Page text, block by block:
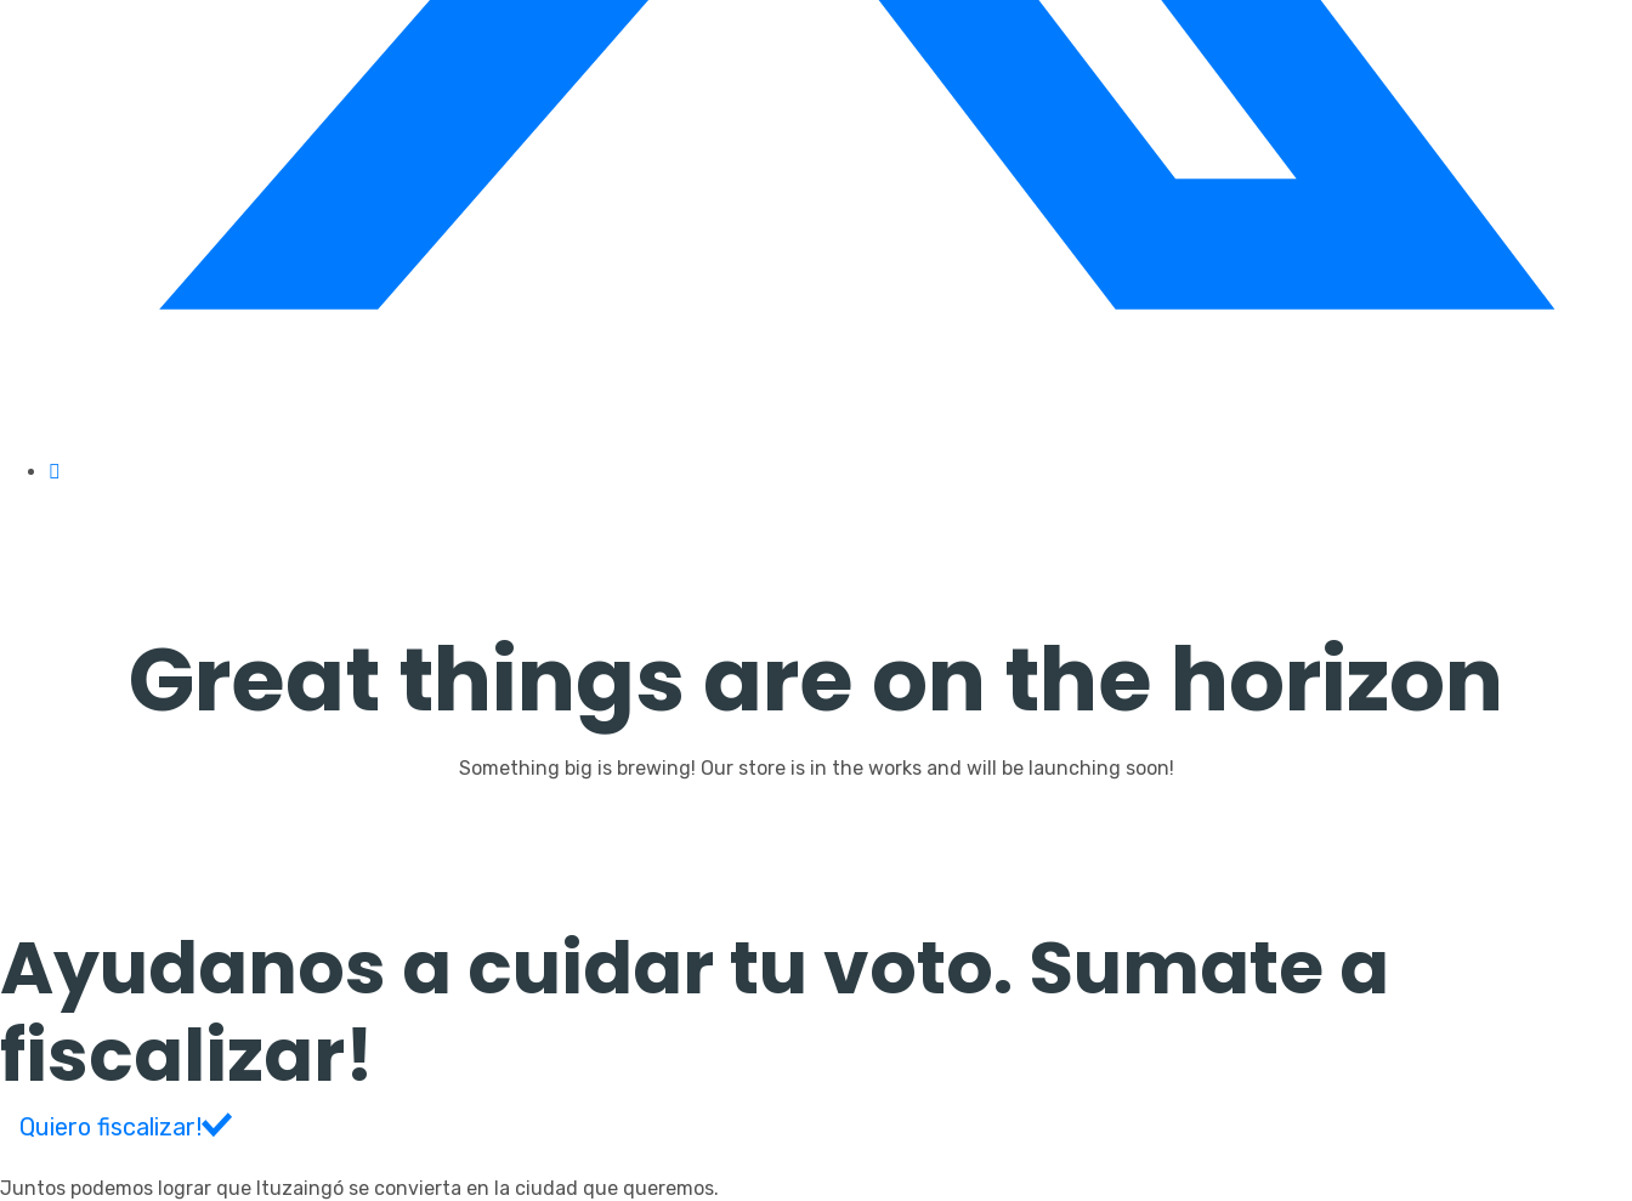
Great things are on the horizon
Something big is brewing! Our store is in the works and will be launching soon!
Ayudanos a cuidar tu voto. Sumate a
fiscalizar!
Quiero fiscalizar!
Juntos podemos lograr que Ituzaingó se convierta en la ciudad que queremos.